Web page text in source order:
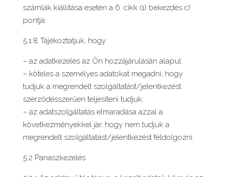
számlák kiállítása esetén a 6. cikk (1) bekezdés c)
pontja.
5.1.8 Tájékoztatjuk, hogy
– az adatkezelés az Ön hozzájárulásán alapul.
– köteles a személyes adatokat megadni, hogy
tudjuk a megrendelt szolgáltatást/jelentkezést
szerződésszerűen teljesíteni tudjuk.
– az adatszolgáltatás elmaradása azzal a
következményekkel jár, hogy nem tudjuk a
megrendelt szolgáltatást/jelentkezést feldolgozni.
5.2 Panaszkezelés